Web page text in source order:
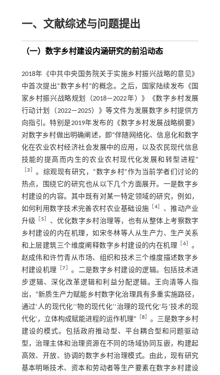
一、文献综述与问题提出
（一）数字乡村建设内涵研究的前沿动态
2018年《中共中央国务院关于实施乡村振兴战略的意见》
中首次提出“数字乡村”的概念。之后，国家陆续发布《国
家乡村振兴战略规划（2018—2022年）》《数字乡村发展
行动计划（2022—2025）》等文件为发展数字乡村提供方
向指引。特别是2019年发布的《数字乡村发展战略纲要》
对数字乡村做出明确阐述，即“伴随网络化、信息化和数字
化在农业农村经济社会发展中的应用，以及农民现代信息
技能的提高而内生的农业农村现代化发展和转型进程”
［3
。综观现有研究，“数字乡村”作为当前学者们讨论的
热点，围绕它的研究也从以下几个方面展开。一是数字乡
村建设的内容。其中既有对某一特定领域的研究，例如，
如何利用数字技术完善农村农业基础设施
4］
、推动产业
升级
5
、优化数字乡村治理等，也有从整体上考察数字
乡村建设的内在机理，如宋冬林等人从生产力、生产关系
和上层建筑三个维度阐释数字乡村建设的内在机理
6］ 。
赵成伟和许竹青从市场、组织和技术三个维度描述数字乡
村建设机理 ［7
。二是数字乡村建设的逻辑。包括技术进
步逻辑、深化改革逻辑和利益分配逻辑。王向清等人指
出，“新质生产力赋能乡村数字化治理具有多重实施路径，
通过‘人的现代化’‘物的现代化’‘治理的现代化’与‘技术的现
代化’，立体构成赋能进程的运作机理”
［8
。三是数字乡村
建设的模式。包括政府推动型、平台耦合型和问题驱动
型，治理主体和治理资源在不同的场域协同互嵌，构建起
高效、开放、协调的数字乡村治理模式。由此，现有研究
基本明晰技术、资本和劳动者等生产要素在数字乡村建设